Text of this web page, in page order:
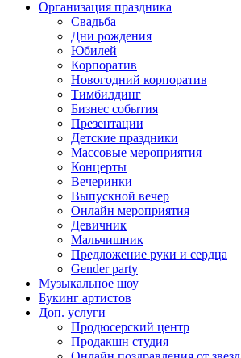
Организация праздника
Свадьба
Дни рождения
Юбилей
Корпоратив
Новогодний корпоратив
Тимбилдинг
Бизнес события
Презентации
Детские праздники
Массовые мероприятия
Концерты
Вечеринки
Выпускной вечер
Онлайн мероприятия
Девичник
Мальчишник
Предложение руки и сердца
Gender party
Музыкальное шоу
Букинг артистов
Доп. услуги
Продюсерский центр
Продакшн студия